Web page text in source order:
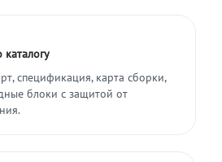
спецификация, карта сборки,
блоки с защитой от